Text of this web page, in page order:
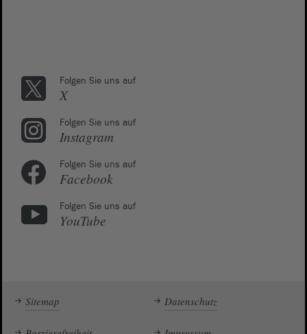
Folgen Sie uns auf
X
Folgen Sie uns auf
Instagram
Folgen Sie uns auf
Facebook
Folgen Sie uns auf
YouTube
Sitemap Datenschutz